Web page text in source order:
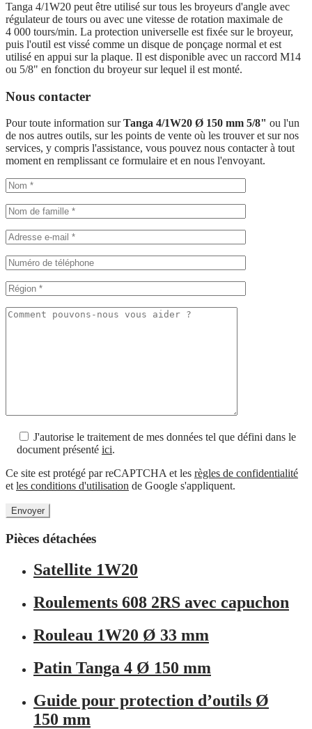
Tanga 4/1W20 peut être utilisé sur tous les broyeurs d'angle avec
régulateur de tours ou avec une vitesse de rotation maximale de
4 000 tours/min. La protection universelle est fixée sur le broyeur,
puis l'outil est vissé comme un disque de ponçage normal et est
utilisé en appui sur la plaque. Il est disponible avec un raccord M14
ou 5/8" en fonction du broyeur sur lequel il est monté.
Nous contacter
Pour toute information surTanga 4/1W20 Ø 150 mm 5/8" ou l'un
de nos autres outils, sur les points de vente où les trouver et sur nos
services, y compris l'assistance, vous pouvez nous contacter à tout
moment en remplissant ce formulaire et en nous l'envoyant.
J'autorise le traitement de mes données tel que défini dans le
document présenté ici.
Ce site est protégé par reCAPTCHA et les règles de confidentialité
etles conditions d'utilisation de Google s'appliquent.
Pièces détachées
Satellite 1W20
Roulements 608 2RS avec capuchon
Rouleau 1W20 Ø 33 mm
Patin Tanga 4 Ø 150 mm
Guide pour protection d’outils Ø
150 mm